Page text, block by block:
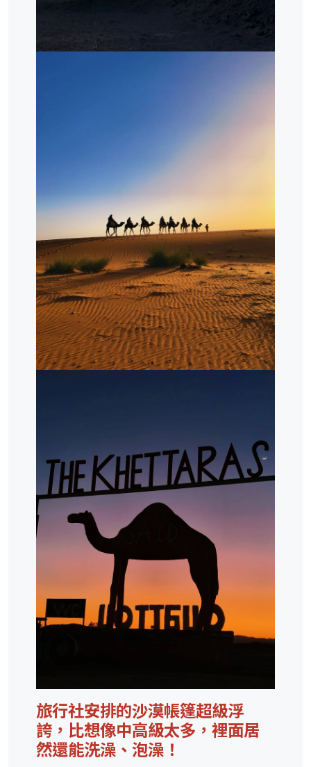
旅行社安排的沙漠帳篷超級浮
誇，比想像中高級太多，裡面居
然還能洗澡、泡澡！